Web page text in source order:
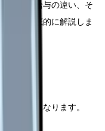
による給与の違い、そ
て、徹底的に解説しま
大きく異なります。